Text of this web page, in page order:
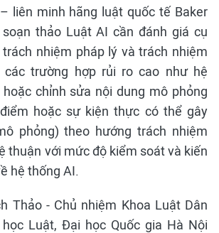
liên minh hãng luật quốc tế Baker
soạn thảo Luật AI cần đánh giá cụ
nhiệm pháp lý và trách nhiệm
các trường hợp rủi ro cao như hệ
chỉnh sửa nội dung mô phỏng
hoặc sự kiện thực có thể gây
phỏng) theo hướng trách nhiệm
thuận với mức độ kiểm soát và kiến
hệ thống AI.
Thảo - Chủ nhiệm Khoa Luật Dân
Luật, Đại học Quốc gia Hà Nội